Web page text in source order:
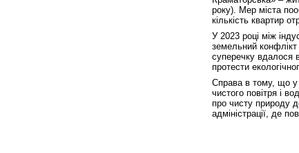
року). Мер міста
кількість квартир
У 2023 році між
земельний конфлікт
суперечку вдалося
протести
Справа в тому, що у
чистого повітря і
про чисту природу
адміністрації, де